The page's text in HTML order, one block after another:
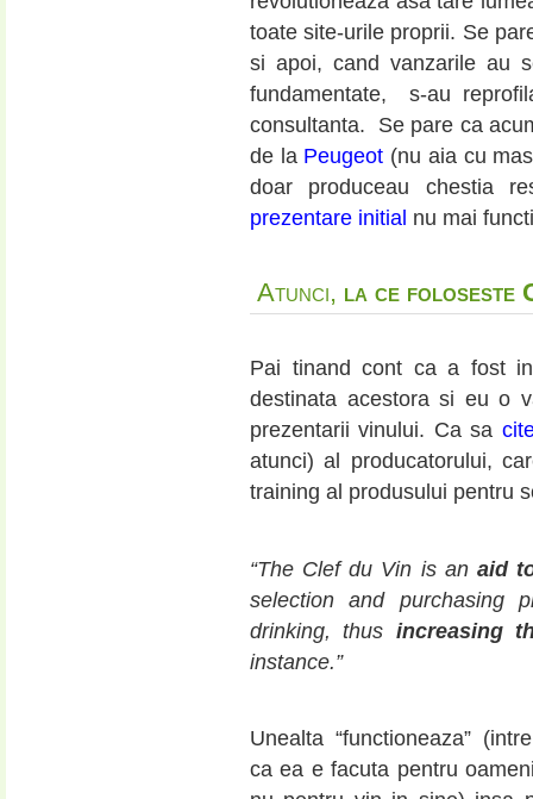
toate site-urile proprii. Se
si apoi, cand vanzarile au
fundamentate, s-au
consultanta. Se pare ca
de la Peugeot (nu aia cu
doar produceau chestia
prezentare initial nu mai
Atunci, la ce foloseste
Pai tinand cont ca a fost
destinata acestora si eu o
prezentarii vinului. Ca sa
atunci) al producatorului,
training al produsului pentru
“The Clef du Vin is an aid
selection and purchasing
drinking, thus increasing
instance.”
Unealta “functioneaza”
ca ea e facuta pentru